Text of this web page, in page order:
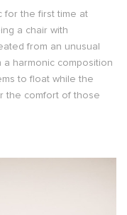
for the first time at
a chair with
from an unusual
harmonic composition
to float while the
the comfort of those